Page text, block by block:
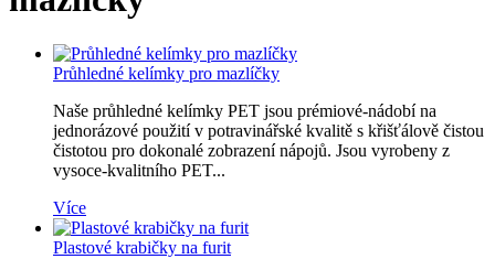
Průhledné kelímky pro mazlíčky
Naše průhledné kelímky PET jsou prémiové-nádobí na
jednorázové použití v potravinářské kvalitě s křišťálově čistou
čistotou pro dokonalé zobrazení nápojů. Jsou vyrobeny z
vysoce-kvalitního PET...
Více
Plastové krabičky na furit